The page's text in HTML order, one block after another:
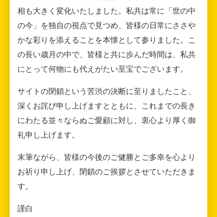
相も大きく変化いたしました。私共は常に「世の中
の今」を独自の視点で見つめ、皆様の日常にささや
かな彩りを添えることを本懐として参りました。こ
の長い歳月の中で、皆様と共に歩んだ時間は、私共
にとって何物にも代えがたい至宝でございます。
サイトの閉鎖という苦渋の決断に至りましたこと、
深くお詫び申し上げますとともに、これまでの長き
にわたる並々ならぬご愛顧に対し、衷心より厚く御
礼申し上げます。
末筆ながら、皆様の今後のご健勝とご多幸を心より
お祈り申し上げ、閉鎖のご挨拶とさせていただきま
す。
謹白